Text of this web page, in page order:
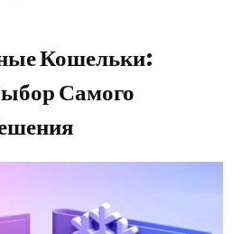
Кошельки:
Самого